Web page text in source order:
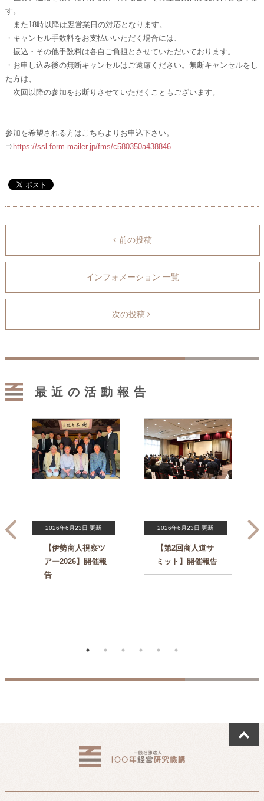
す。
また18時以降は翌営業日の対応となります。
・キャンセル手数料をお支払いいただく場合には、
振込・その他手数料は各自ご負担とさせていただいております。
・お申し込み後の無断キャンセルはご遠慮ください。無断キャンセルをし
た方は、
次回以降の参加をお断りさせていただくこともございます。
参加を希望される方はこちらよりお申込下さい。
⇒ https://ssl.form-mailer.jp/fms/c580350a438846
前の投稿
インフォメーション 一覧
次の投稿
最近の活動報告
2026年6月23日 更新
【伊勢商人視察ツ
アー2026】開催報
告
2026年6月23日 更新
【第2回商人道サ
ミット】開催報告